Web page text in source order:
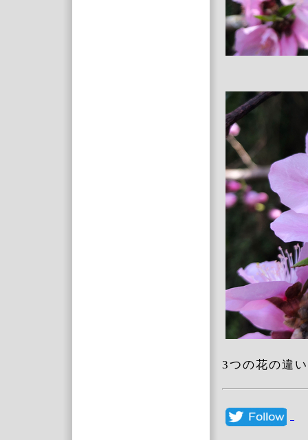
3つの花の違